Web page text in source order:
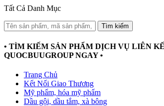
Tất Cả Danh Mục
Tìm kiếm
• TÌM KIẾM SẢN PHẨM DỊCH VỤ LIÊN
QUOCBUUGROUP NGAY •
Trang Chủ
Kết Nối Giao Thương
Mỹ phẩm, hóa mỹ phẩm
Dầu gội, dầu tắm, xà bông